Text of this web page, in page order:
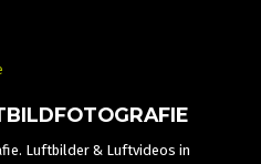
Luftbilder & Luftvideos in